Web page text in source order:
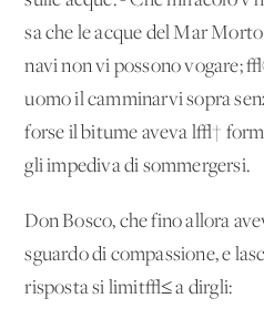
sa che le acque del Mar
navi non vi possono vogare;
uomo il camminarvi sopra
forse il bitume aveva l√†
gli impediva di sommergersi.
Don Bosco, che fino allora
sguardo di compassione, e
risposta si limit√≤ a dirgli: